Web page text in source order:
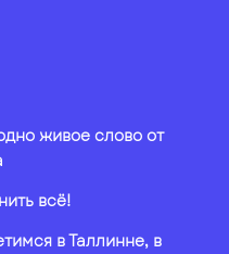
живое слово от
всё!
в Таллинне, в